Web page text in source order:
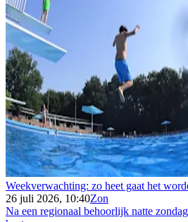
Weekverwachting: zo heet gaat het
26 juli 2026, 10:40Zon
Na een regionaal behoorlijk natte